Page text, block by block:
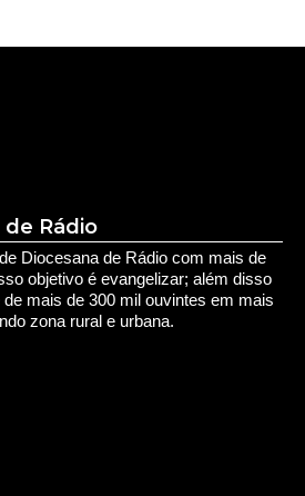
de Rádio
Diocesana de Rádio com mais de
objetivo é evangelizar; além disso
mais de 300 mil ouvintes em mais
zona rural e urbana.